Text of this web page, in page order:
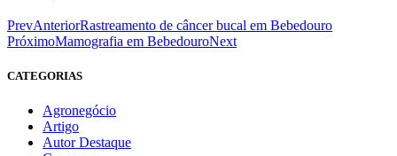
PrevAnteriorRastreamento de câncer bucal em Bebedouro
PróximoMamografia em BebedouroNext
CATEGORIAS
Agronegócio
Artigo
Autor Destaque